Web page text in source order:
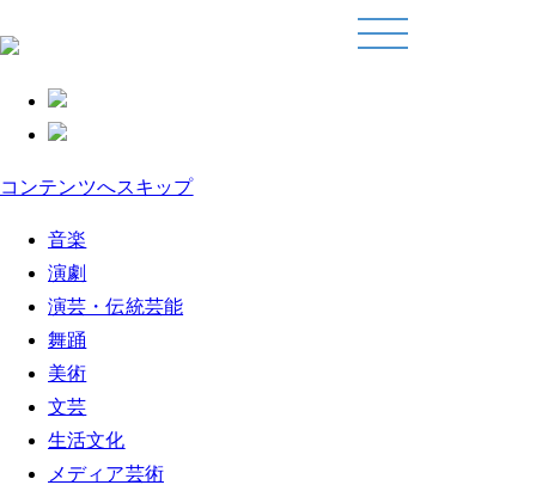
コンテンツへスキップ
音楽
演劇
演芸・伝統芸能
舞踊
美術
文芸
生活文化
メディア芸術